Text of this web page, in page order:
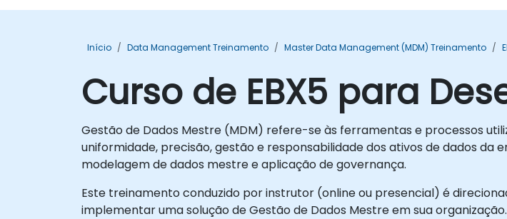
Início Data Management Treinamento Master Data Management (MDM) Treinamento
Curso de EBX5 para
Gestão de Dados Mestre (MDM) refere-se às ferramentas e processos
uniformidade, precisão, gestão e responsabilidade dos ativos de dados da
modelagem de dados mestre e aplicação de governança.
Este treinamento conduzido por instrutor (online ou presencial) é
implementar uma solução de Gestão de Dados Mestre em sua organização.